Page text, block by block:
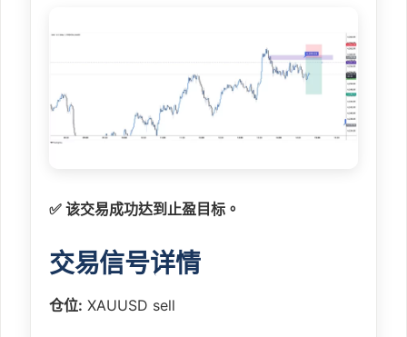
✅ 该交易成功达到止盈目标。
交易信号详情
仓位: XAUUSD sell